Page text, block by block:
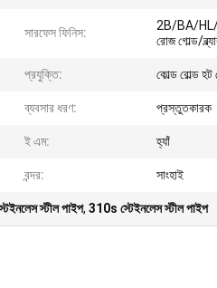
সারফেস ফিনিস:
2B/BA/
রোজ গোল্ড/
প্রযুক্তি: কোল্ড রোল্ড হট
ব্যবসার ধরণ: প্রস্তুতকারক
ই এম: হ্যাঁ
বন্দর: সাংহাই
স্টীল পাইপ, 310s স্টেইনলেস স্টীল পাইপ